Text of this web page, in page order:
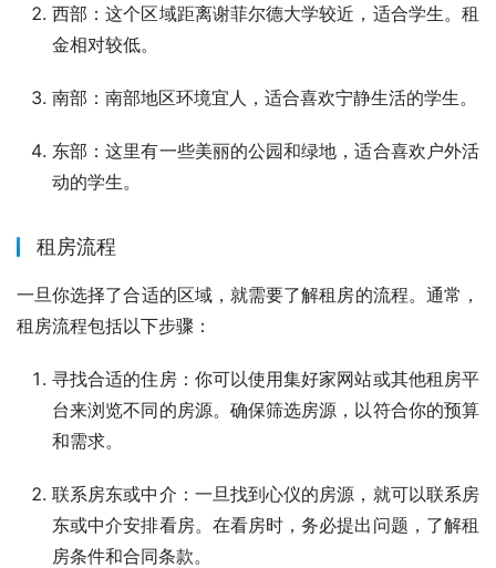
西部：这个区域距离谢菲尔德大学较近，适合学生。租
金相对较低。
南部：南部地区环境宜人，适合喜欢宁静生活的学生。
东部：这里有一些美丽的公园和绿地，适合喜欢户外活
动的学生。
租房流程
一旦你选择了合适的区域，就需要了解租房的流程。通常，
租房流程包括以下步骤：
寻找合适的住房：你可以使用集好家网站或其他租房平
台来浏览不同的房源。确保筛选房源，以符合你的预算
和需求。
联系房东或中介：一旦找到心仪的房源，就可以联系房
东或中介安排看房。在看房时，务必提出问题，了解租
房条件和合同条款。